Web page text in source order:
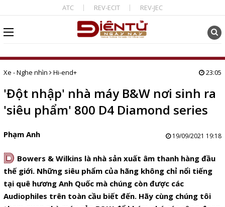
ATC REV-ECIT REV-JEC
Xe - Nghe nhìn Hi-end+ 23:05
'Đột nhập' nhà máy B&W nơi sinh ra
'siêu phẩm' 800 D4 Diamond series
Phạm Anh 19/09/2021 19:18
D Bowers & Wilkins là nhà sản xuất âm thanh hàng đầu
thế giới. Những siêu phẩm của hãng không chỉ nổi tiếng
tại quê hương Anh Quốc mà chúng còn được các
Audiophiles trên toàn cầu biết đến. Hãy cùng chúng tôi